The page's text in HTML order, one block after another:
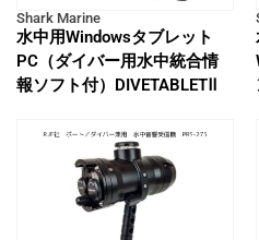
Shark Marine
水中用Windowsタブレット
PC（ダイバー用水中統合情
報ソフト付）DIVETABLETⅡ